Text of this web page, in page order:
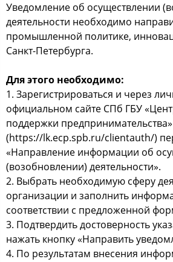
Уведомление об осуществлении
деятельности необходимо
промышленной политике,
Санкт-Петербурга.
Для этого необходимо:
1. Зарегистрироваться и через
официальном сайте СПб ГБУ
поддержки предпринимательства»
(https://lk.ecp.spb.ru/clientauth/)
«Направление информации об
(возобновлении) деятельности».
2. Выбрать необходимую сферу
организации и заполнить
соответствии с предложенной
3. Подтвердить достоверность
нажать кнопку «Направить
4. По результатам внесения